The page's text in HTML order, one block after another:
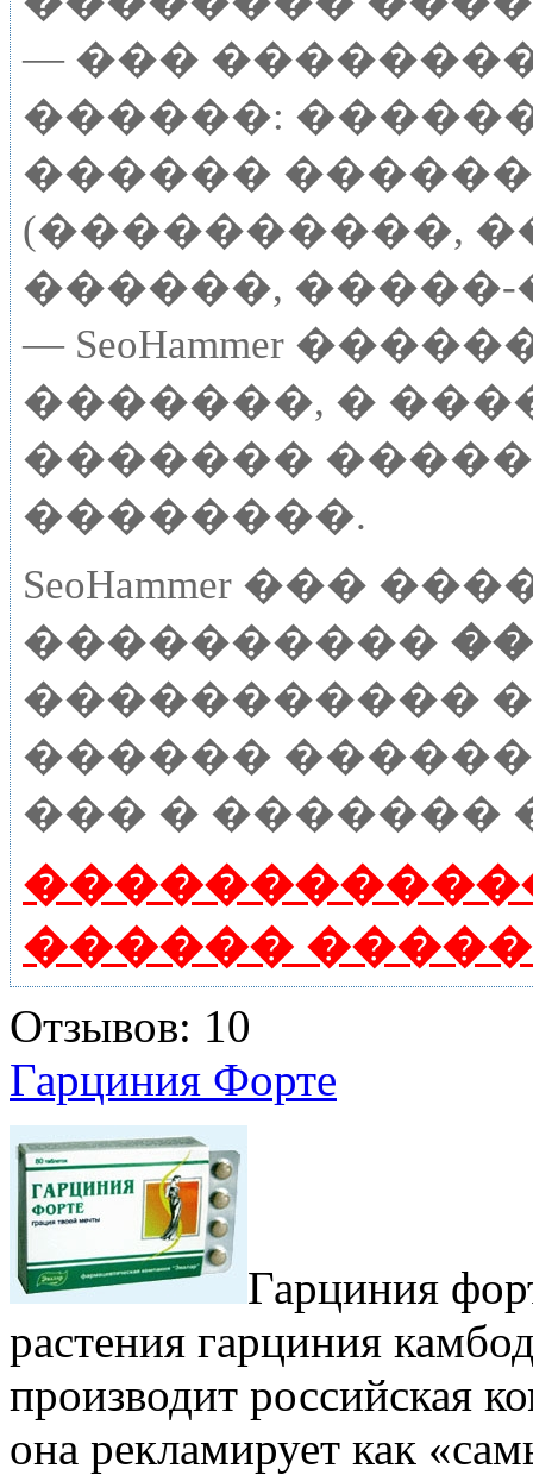
— ���
������:
������
(����������,
������, �����-
— SeoHammer
�������, �
�������
��������.
SeoHammer ���
����������
�����������
������
��� � �������
������
Отзывов: 10
Гарциния Форте
Гарциния
растения гарциния
производит российская
она рекламирует как